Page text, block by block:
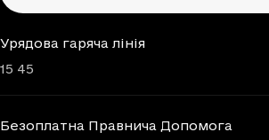
Урядова гаряча лінія
15 45
Безоплатна Правнича Допомога